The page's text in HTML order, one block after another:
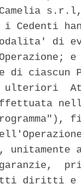
i Cedenti
di
di ciascun
ulteriori
unitamente
diritti